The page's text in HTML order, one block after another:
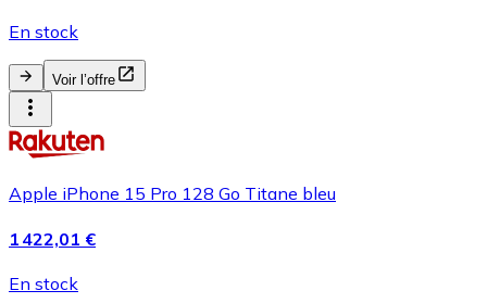
En stock
Voir l’offre
Apple iPhone 15 Pro 128 Go Titane bleu
1 422,01 €
En stock